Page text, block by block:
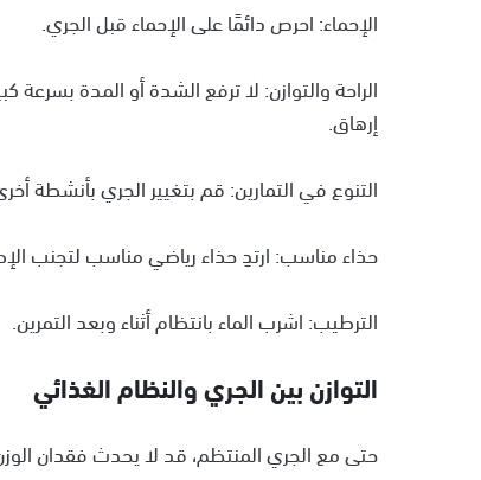
الإحماء: احرص دائمًا على الإحماء قبل الجري.
الراحة والتوازن: لا ترفع الشدة أو المدة
إرهاق.
التنوع في التمارين: قم بتغيير الجري بأنشطة
حذاء مناسب: ارتدِ حذاء رياضي مناسب لتجنب
الترطيب: اشرب الماء بانتظام أثناء وبعد التمرين.
التوازن بين الجري والنظام الغذائي
حتى مع الجري المنتظم، قد لا يحدث فقدان